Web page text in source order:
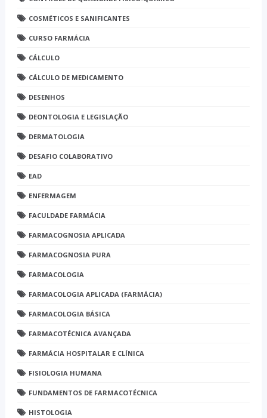
COSMÉTICOS E SANIFICANTES
CURSO FARMÁCIA
CÁLCULO
CÁLCULO DE MEDICAMENTO
DESENHOS
DEONTOLOGIA E LEGISLAÇÃO
DERMATOLOGIA
DESAFIO COLABORATIVO
EAD
ENFERMAGEM
FACULDADE FARMÁCIA
FARMACOGNOSIA APLICADA
FARMACOGNOSIA PURA
FARMACOLOGIA
FARMACOLOGIA APLICADA (FARMÁCIA)
FARMACOLOGIA BÁSICA
FARMACOTÉCNICA AVANÇADA
FARMÁCIA HOSPITALAR E CLÍNICA
FISIOLOGIA HUMANA
FUNDAMENTOS DE FARMACOTÉCNICA
HISTOLOGIA